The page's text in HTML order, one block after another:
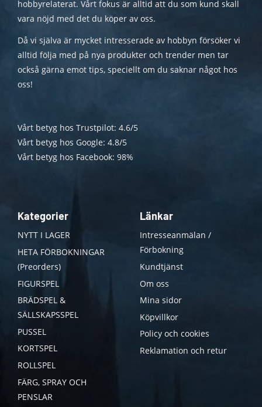
hobbyrelaterat. Vårt fokus är alltid att du som kund skall
vara nöjd med det du köper av oss.
Då vi själva är mycket intresserade av hobbyn försöker vi
alltid följa med på nya produkter och trender men tar
också gärna emot tips, speciellt om du saknar något hos
oss!
Vårt betyg hos Trustpilot: 4.6/5
Vårt betyg hos Google: 4.8/5
Vårt betyg hos Facebook: 98%
Kategorier
NYTT I LAGER
HETA FÖRBOKNINGAR
(Preorders)
FIGURSPEL
BRÄDSPEL &
SÄLLSKAPSSPEL
PUSSEL
KORTSPEL
ROLLSPEL
FÄRG, SPRAY OCH
PENSLAR
Länkar
Intresseanmälan /
Förbokning
Kundtjänst
Om oss
Mina sidor
Köpvillkor
Policy och cookies
Reklamation och retur